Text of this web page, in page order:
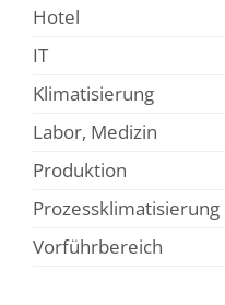
Hotel
IT
Klimatisierung
Labor, Medizin
Produktion
Prozessklimatisierung
Vorführbereich